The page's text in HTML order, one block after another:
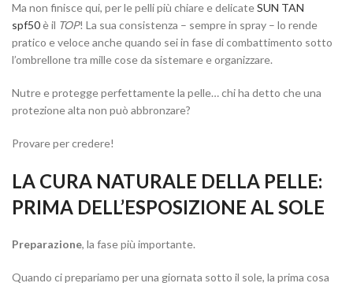
Ma non finisce qui, per le pelli più chiare e delicateSUN TAN
spf50è il TOP! La sua consistenza – sempre in spray – lo rende
pratico e veloce anche quando sei in fase di combattimento sotto
l’ombrellone tra mille cose da sistemare e organizzare.
Nutre e protegge perfettamente la pelle… chi ha detto che una
protezione alta non può abbronzare?
Provare per credere!
LA CURA NATURALE DELLA PELLE:
PRIMA DELL’ESPOSIZIONE AL SOLE
Preparazione, la fase più importante.
Quando ci prepariamo per una giornata sotto il sole, la prima cosa